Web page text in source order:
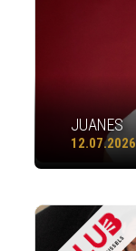
JUANES
12.07.2026